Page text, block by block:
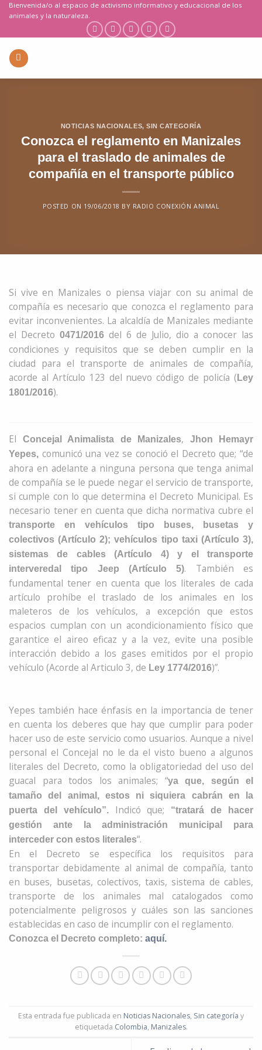
Saltar
contenido
Bienvenida/o al espacio de activismo informativo y educacional de los
animales y la naturaleza.
NOTICIAS NACIONALES,SIN CATEGORÍA
Conozca el reglamento en Manizales
para el traslado de animales de
compañía en el transporte público
POSTED ON 19/06/2018 BY RADIO CONEXIÓN ANIMAL
Si vive en Manizales o piensa viajar con su animal de
compañía es necesario que conozca el reglamento para
evitar inconvenientes. La alcaldía de Manizales mediante
el Decreto 0471/2016 del 6 de Julio, dio a conocer las
condiciones y requisitos que se deben cumplir en la
ciudad para el transporte de animales de compañía,
acorde al Artículo 123 del nuevo código de policía ( Ley
1801/2016).
El Concejal Animalista de Manizales,
Jhon Hemayr
Yepes, comunicó una vez se conoció el Decreto que; “de
ahora en adelante a ninguna persona que tenga animal
de compañía se le puede negar el servicio de transporte,
si cumple con lo que determina el Decreto Municipal. Es
necesario tener en cuenta que dicha normativa cubre el
transporte en vehículos tipo buses, busetas y
colectivos (Artículo 2); vehículos tipo taxi (Artículo 3),
sistemas de cables (Artículo 4) y el transporte
interveredal tipo Jeep (Artículo 5). También es
fundamental tener en cuenta que los literales de cada
artículo prohíbe el traslado de los animales en los
maleteros de los vehículos, a excepción que estos
espacios cumplan con un acondicionamiento físico que
garantice el aireo eficaz y a la vez, evite una posible
interacción debido a los gases emitidos por el propio
vehículo (Acorde al Articulo 3, de Ley 1774/2016)”.
Yepes también hace énfasis en la importancia de tener
en cuenta los deberes que hay que cumplir para poder
hacer uso de este servicio como usuarios. Aunque a nivel
personal el Concejal no le da el visto bueno a algunos
literales del Decreto, como la obligatoriedad del uso del
guacal para todos los animales; “ya que, según el
tamaño del animal, estos ni siquiera cabrán en la
puerta del vehículo”. Indicó que;
“tratará de hacer
gestión ante la administración municipal para
interceder con estos literales“.
En el Decreto se específica los requisitos para
transportar debidamente al animal de compañía, tanto
en buses, busetas, colectivos, taxis, sistema de cables,
transporte de los animales mal catalogados como
potencialmente peligrosos y cuáles son las sanciones
establecidas en caso de incumplir con el reglamento.
Conozca el Decreto completo: aquí.
Esta entrada fue publicada en Noticias Nacionales, Sin categoría y
etiquetada Colombia, Manizales.